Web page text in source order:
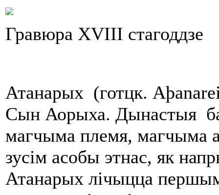
Гравюра XVIII стагоддзе
Атанарых (готцк.
Сын Аорыха. Дынастыя
магчыма племя, магчыма
зусім асобы этнас, як
Атанарых лічыцца